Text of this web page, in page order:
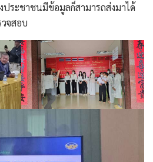
ระชาชนมีข้อมูลก็สามารถส่งมาได้
จสอบ